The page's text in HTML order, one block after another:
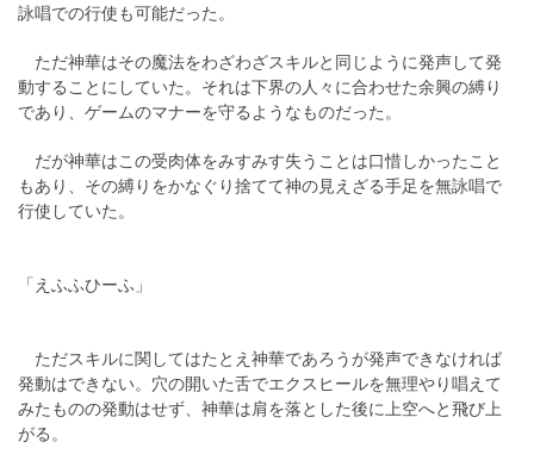
詠唱での行使も可能だった。
ただ神華はその魔法をわざわざスキルと同じように発声して発
動することにしていた。それは下界の人々に合わせた余興の縛り
であり、ゲームのマナーを守るようなものだった。
だが神華はこの受肉体をみすみす失うことは口惜しかったこと
もあり、その縛りをかなぐり捨てて神の見えざる手足を無詠唱で
行使していた。
「えふふひーふ」
ただスキルに関してはたとえ神華であろうが発声できなければ
発動はできない。穴の開いた舌でエクスヒールを無理やり唱えて
みたものの発動はせず、神華は肩を落とした後に上空へと飛び上
がる。